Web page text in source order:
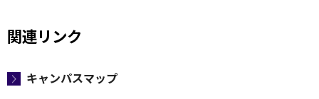
関連リンク
キャンパスマップ